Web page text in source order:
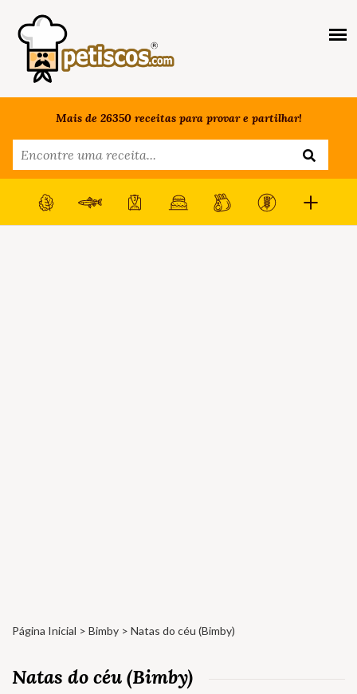
Mais de 26350 receitas para provar e partilhar!
Página Inicial > Bimby > Natas do céu (Bimby)
Natas do céu (Bimby)